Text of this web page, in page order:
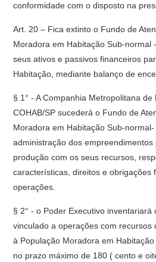
conformidade com o disposto na
Art. 20 – Fica extinto o Fundo de
Moradora em Habitação Sub-normal
seus ativos e passivos financeiros
Habitação, mediante balanço de
§ 1° - A Companhia Metropolitana
COHAB/SP sucederá o Fundo de
Moradora em Habitação Sub-normal-
administração dos empreendimentos
produção com os seus recursos,
características, direitos e obrigações
operações.
§ 2° - o Poder Executivo
vinculado a operações com recursos
à População Moradora em Habitação
no prazo máximo de 180 ( cento e